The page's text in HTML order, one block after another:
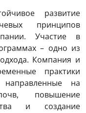
развитие
принципов
Участие в
– одно из
Компания и
практики
направленные на
повышение
и создание